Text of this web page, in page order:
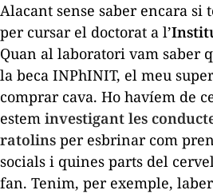
Alacant sense saber encara
per cursar el doctorat a l’
Quan al laboratori vam saber
la beca INPhINIT, el meu
comprar cava. Ho havíem de
estem investigant les
ratolins per esbrinar com
socials i quines parts del
fan. Tenim, per exemple,